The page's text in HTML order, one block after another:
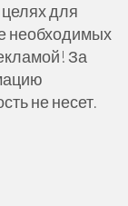
для
необходимых
За
не несет.